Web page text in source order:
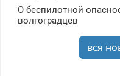
О беспилотной
волгоградцев
вся